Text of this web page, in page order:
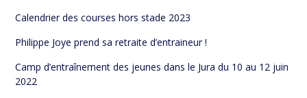
Calendrier des courses hors stade 2023
Philippe Joye prend sa retraite d’entraineur !
Camp d’entraînement des jeunes dans le Jura du 10 au 12 juin
2022